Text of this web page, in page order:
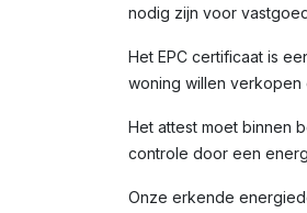
nodig zijn voor
Het EPC certificaat is
woning willen verkopen
Het attest moet binnen
controle door een
Onze erkende